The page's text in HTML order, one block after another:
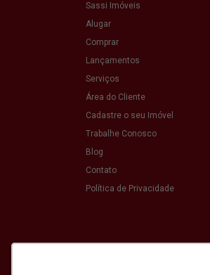
Sassi Imóveis
Alugar
Comprar
Lançamentos
Serviços
Área do Cliente
Cadastre o seu Imóvel
Trabalhe Conosco
Blog
Contato
Política de Privacidade